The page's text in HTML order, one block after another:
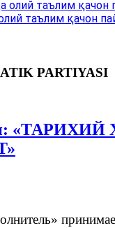
таълим қачон
PARTIYASI